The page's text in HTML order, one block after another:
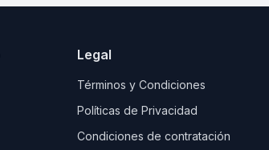
Legal
Términos y Condiciones
Políticas de Privacidad
Condiciones de contratación